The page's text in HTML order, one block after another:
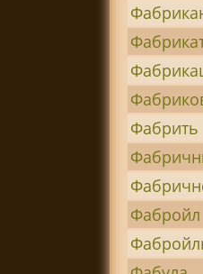
Фабрить
Фабройл